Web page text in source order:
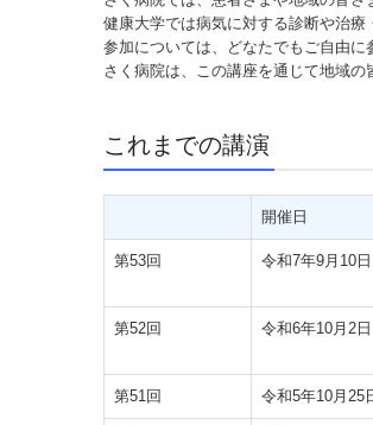
健康大学では病気に対する診断や治療
参加については、どなたでもご自由に
さく病院は、この講座を通じて地域の
これまでの講演
開催日
第53回 令和7年9月10日
第52回 令和6年10月2日
第51回 令和5年10月25